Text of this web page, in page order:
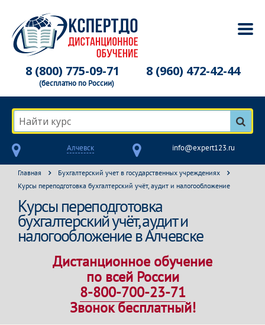
8 (800) 775-09-71
(бесплатно по России)
8 (960) 472-42-44
Найти курс
Алчевск info@expert123.ru
Главная
Бухгалтерский учет в государственных учреждениях
Курсы переподготовка бухгалтерский учёт, аудит и налогообложение
Курсы переподготовка
бухгалтерский учёт, аудит и
налогообложение в Алчевске
Дистанционное обучение
по всей России
8-800-700-23-71
Звонок бесплатный!